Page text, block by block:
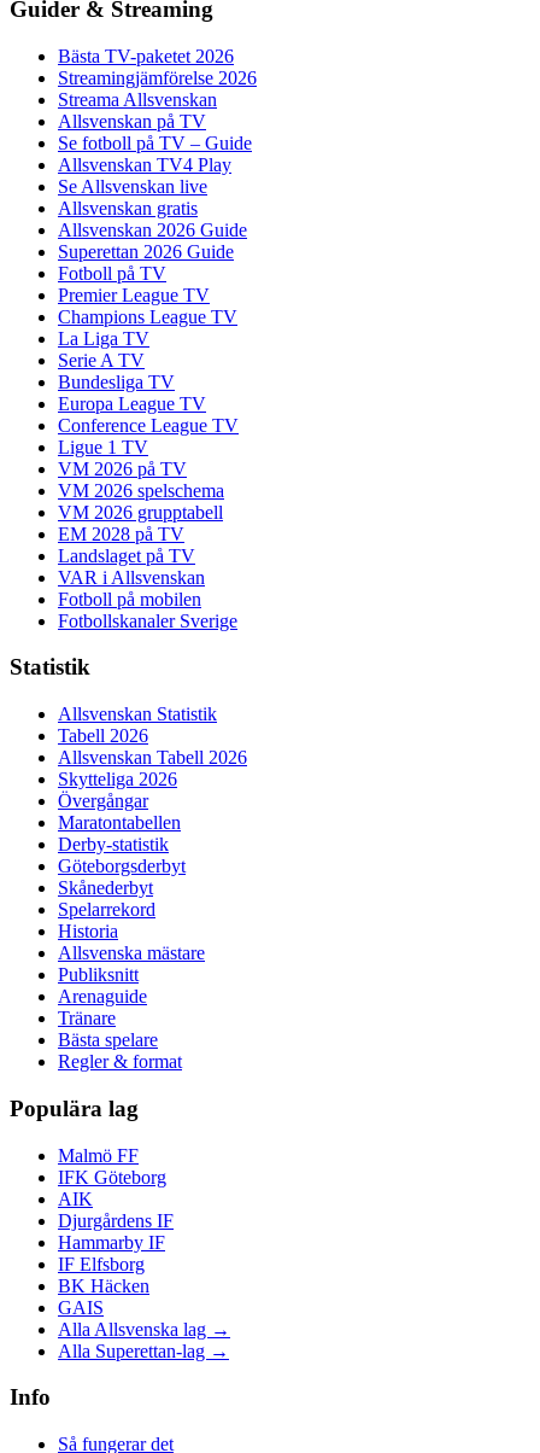
Guider & Streaming
Bästa TV-paketet 2026
Streamingjämförelse 2026
Streama Allsvenskan
Allsvenskan på TV
Se fotboll på TV – Guide
Allsvenskan TV4 Play
Se Allsvenskan live
Allsvenskan gratis
Allsvenskan 2026 Guide
Superettan 2026 Guide
Fotboll på TV
Premier League TV
Champions League TV
La Liga TV
Serie A TV
Bundesliga TV
Europa League TV
Conference League TV
Ligue 1 TV
VM 2026 på TV
VM 2026 spelschema
VM 2026 grupptabell
EM 2028 på TV
Landslaget på TV
VAR i Allsvenskan
Fotboll på mobilen
Fotbollskanaler Sverige
Statistik
Allsvenskan Statistik
Tabell 2026
Allsvenskan Tabell 2026
Skytteliga 2026
Övergångar
Maratontabellen
Derby-statistik
Göteborgsderbyt
Skånederbyt
Spelarrekord
Historia
Allsvenska mästare
Publiksnitt
Arenaguide
Tränare
Bästa spelare
Regler & format
Populära lag
Malmö FF
IFK Göteborg
AIK
Djurgårdens IF
Hammarby IF
IF Elfsborg
BK Häcken
GAIS
Alla Allsvenska lag →
Alla Superettan-lag →
Info
Så fungerar det